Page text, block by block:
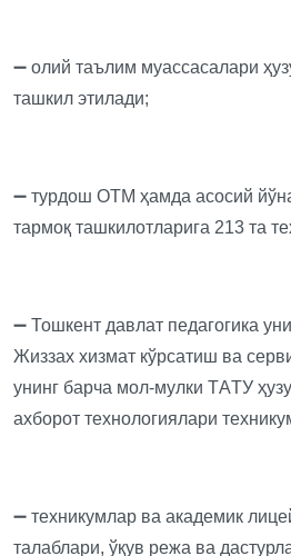
➖ олий таълим муассасалари
ташкил этилади;
➖ турдош ОТМ ҳамда асосий
тармоқ ташкилотларига 213 та
➖ Тошкент давлат педагогика
Жиззах хизмат кўрсатиш ва
унинг барча мол-мулки ТAТУ
ахборот технологиялари
➖ техникумлар ва академик
талаблари, ўқув режа ва